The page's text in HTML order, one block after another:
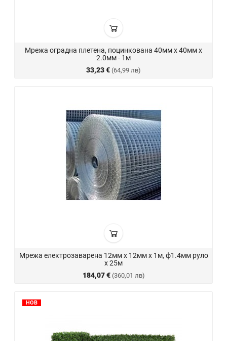
Мрежа оградна плетена, поцинкована 40мм х 40мм х
2.0мм - 1м
33,23 € (64,99 лв)
Мрежа електрозаварена 12мм х 12мм х 1м, ф1.4мм руло
х 25м
184,07 € (360,01 лв)
НОВ